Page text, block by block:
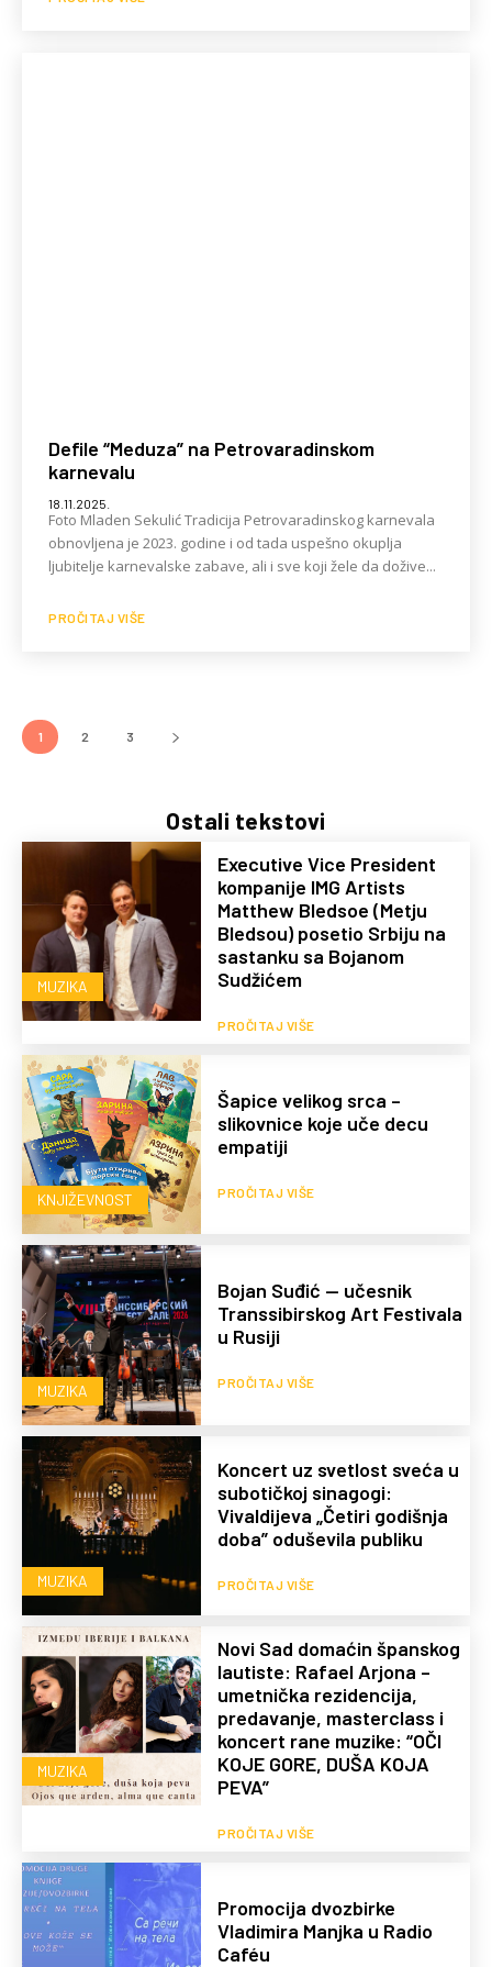
Defile “Meduza” na Petrovaradinskom
karnevalu
18.11.2025.
Foto Mladen Sekulić Tradicija Petrovaradinskog karnevala
obnovljena je 2023. godine i od tada uspešno okuplja
ljubitelje karnevalske zabave, ali i sve koji žele da dožive...
PROČITAJ VIŠE
1 2 3
Ostali tekstovi
MUZIKA
Executive Vice President
kompanije IMG Artists
Matthew Bledsoe (Metju
Bledsou) posetio Srbiju na
sastanku sa Bojanom
Sudžićem
PROČITAJ VIŠE
KNJIŽEVNOST
Šapice velikog srca –
slikovnice koje uče decu
empatiji
PROČITAJ VIŠE
MUZIKA
Bojan Suđić — učesnik
Transsibirskog Art Festivala
u Rusiji
PROČITAJ VIŠE
MUZIKA
Koncert uz svetlost sveća u
subotičkoj sinagogi:
Vivaldijeva „Četiri godišnja
doba” oduševila publiku
PROČITAJ VIŠE
MUZIKA
Novi Sad domaćin španskog
lautiste: Rafael Arjona –
umetnička rezidencija,
predavanje, masterclass i
koncert rane muzike: “OČI
KOJE GORE, DUŠA KOJA
PEVA”
PROČITAJ VIŠE
Promocija dvozbirke
Vladimira Manjka u Radio
Caféu